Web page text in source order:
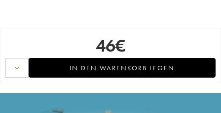
46€
IN DEN WARENKORB LEGEN